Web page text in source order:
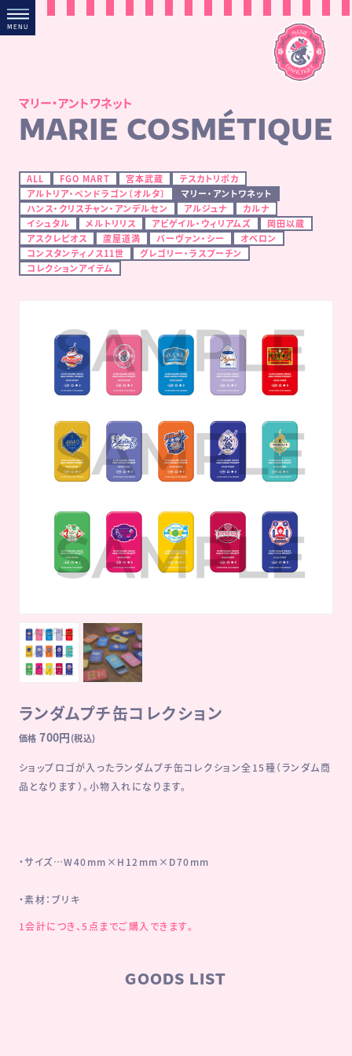
M E N U
マリー・アントワネット
MARIE COSMÉTIQUE
ALL FGO MART 宮本武蔵
テスカトリポカ
アルトリア・ペンドラゴン〔オルタ〕
マリー・アントワネット
ハンス・クリスチャン・アンデルセン
アルジュナ
カルナ
イシュタル
メルトリリス アビゲイル・ウィリアムズ
岡田以蔵
アスクレピオス
蘆屋道満 バーヴァン・シー
オベロン
コンスタンティノス11世
グレゴリー・ラスプーチン
コレクションアイテム
ランダムプチ缶コレクション
価格 700円(税込)
ショップロゴが入ったランダムプチ缶コレクション全15種（ランダム商
品となります）。小物入れになります。
・サイズ…W40mm×H12mm×D70mm
・素材：ブリキ
1会計につき、5点までご購入できます。
GOODS LIST
グッズ付きチケット 1,000円
・チケット風カード
・宮本武蔵・テスカトリポカショップロゴ ステッカーセット
購入方法
店頭購入：ローソン・ミニストップ店内Loppi
インターネット予約：
チケットを購入する
一般発売
※グッズ付きチケットのグッズセットは以下を予定しております。
「宮本武蔵・テスカトリポカショップロゴ ステッカーセット」
※グッズ付きチケットは数量限定。無くなり次第終了とさせていただ
きます。
※グッズセットはグッズ単体での販売予定はございません。
※グッズ付きチケットをお持ちの方にのみグッズをお渡しいたします。